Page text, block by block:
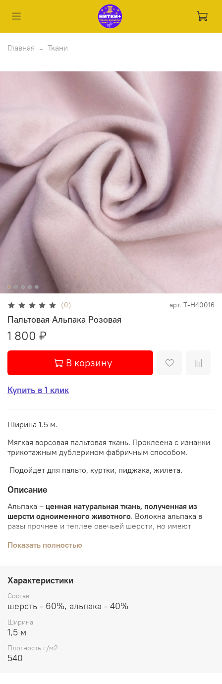
Главная Ткани
(0) арт. Т-Н40016
Пальтовая Альпака Розовая
1 800 ₽
В корзину
Купить в 1 клик
Ширина 1.5 м.
Мягкая ворсовая пальтовая ткань. Проклеена с изнанки
трикотажным дублерином фабричным способом.
Подойдет для пальто, куртки, пиджака, жилета.
Описание
Альпака – ценная натуральная ткань, полученная из
шерсти одноименного животного. Волокна альпака в
разы прочнее и теплее овечьей шерсти, но имеют
не раздражает кожу, не вытягивается, стойка к
легкость;
терморегуляция;
гипоаллергенность;
устойчивость перед промоканием;
Показать полностью
Характеристики
Состав
шерсть - 60%, альпака - 40%
Ширина
1,5 м
Плотность г/м2
540